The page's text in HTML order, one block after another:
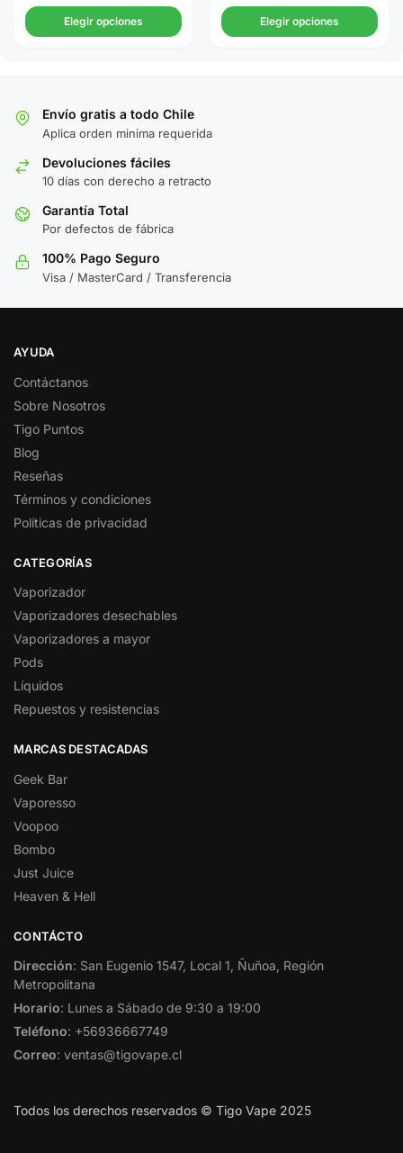
Elegir opciones Elegir opciones
Envío gratis a todo Chile
Aplica orden minima requerida
Devoluciones fáciles
10 días con derecho a retracto
Garantía Total
Por defectos de fábrica
100% Pago Seguro
Visa / MasterCard / Transferencia
AYUDA
Contáctanos
Sobre Nosotros
Tigo Puntos
Blog
Reseñas
Términos y condiciones
Políticas de privacidad
CATEGORÍAS
Vaporizador
Vaporizadores desechables
Vaporizadores a mayor
Pods
Líquidos
Repuestos y resistencias
MARCAS DESTACADAS
Geek Bar
Vaporesso
Voopoo
Bombo
Just Juice
Heaven & Hell
CONTÁCTO
Dirección: San Eugenio 1547, Local 1, Ñuñoa, Región
Metropolitana
Horario: Lunes a Sábado de 9:30 a 19:00
Teléfono: +56936667749
Correo: ventas@tigovape.cl
Todos los derechos reservados © Tigo Vape 2025